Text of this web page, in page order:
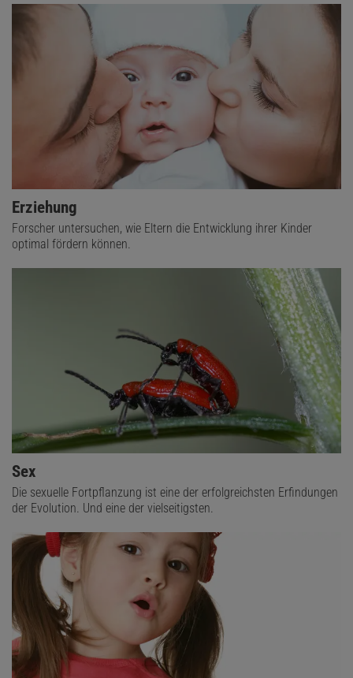
Erziehung
Forscher untersuchen, wie Eltern die Entwicklung ihrer Kinder
optimal fördern können.
Sex
Die sexuelle Fortpflanzung ist eine der erfolgreichsten Erfindungen
der Evolution. Und eine der vielseitigsten.